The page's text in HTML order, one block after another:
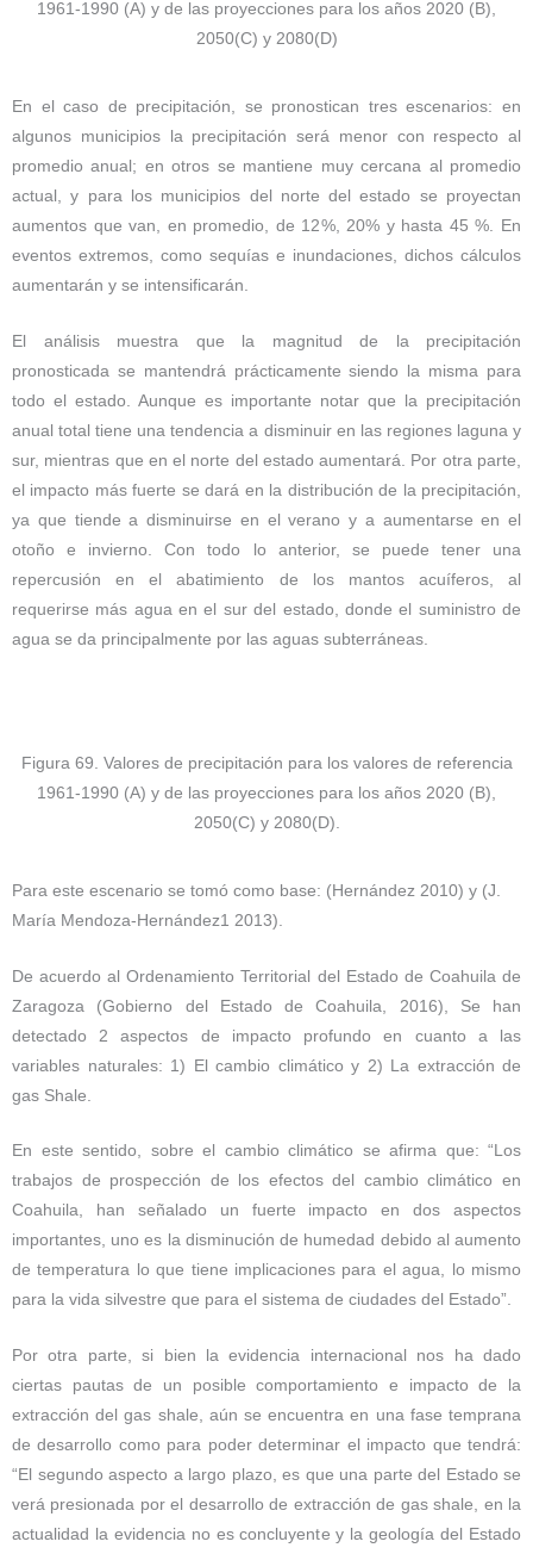
1961-1990 (A) y de las proyecciones para los años 2020 (B),
2050(C) y 2080(D)
En el caso de precipitación, se pronostican tres escenarios: en
algunos municipios la precipitación será menor con respecto al
promedio anual; en otros se mantiene muy cercana al promedio
actual, y para los municipios del norte del estado se proyectan
aumentos que van, en promedio, de 12%, 20% y hasta 45 %. En
eventos extremos, como sequías e inundaciones, dichos cálculos
aumentarán y se intensificarán.
El análisis muestra que la magnitud de la precipitación
pronosticada se mantendrá prácticamente siendo la misma para
todo el estado. Aunque es importante notar que la precipitación
anual total tiene una tendencia a disminuir en las regiones laguna y
sur, mientras que en el norte del estado aumentará. Por otra parte,
el impacto más fuerte se dará en la distribución de la precipitación,
ya que tiende a disminuirse en el verano y a aumentarse en el
otoño e invierno. Con todo lo anterior, se puede tener una
repercusión en el abatimiento de los mantos acuíferos, al
requerirse más agua en el sur del estado, donde el suministro de
agua se da principalmente por las aguas subterráneas.
Figura 69. Valores de precipitación para los valores de referencia
1961-1990 (A) y de las proyecciones para los años 2020 (B),
2050(C) y 2080(D).
Para este escenario se tomó como base: (Hernández 2010) y (J.
María Mendoza-Hernández1 2013).
De acuerdo al Ordenamiento Territorial del Estado de Coahuila de
Zaragoza (Gobierno del Estado de Coahuila, 2016), Se han
detectado 2 aspectos de impacto profundo en cuanto a las
variables naturales: 1) El cambio climático y 2) La extracción de
gas Shale.
En este sentido, sobre el cambio climático se afirma que: “Los
trabajos de prospección de los efectos del cambio climático en
Coahuila, han señalado un fuerte impacto en dos aspectos
importantes, uno es la disminución de humedad debido al aumento
de temperatura lo que tiene implicaciones para el agua, lo mismo
para la vida silvestre que para el sistema de ciudades del Estado”.
Por otra parte, si bien la evidencia internacional nos ha dado
ciertas pautas de un posible comportamiento e impacto de la
extracción del gas shale, aún se encuentra en una fase temprana
de desarrollo como para poder determinar el impacto que tendrá:
“El segundo aspecto a largo plazo, es que una parte del Estado se
verá presionada por el desarrollo de extracción de gas shale, en la
actualidad la evidencia no es concluyente y la geología del Estado